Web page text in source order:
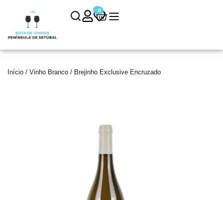
00
Início / Vinho Branco / Brejinho Exclusive Encruzado